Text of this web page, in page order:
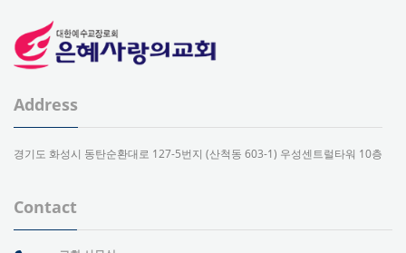
Address
경기도 화성시 동탄순환대로 127-5번지 (산척동 603-1) 우성센트럴타워 10층
Contact